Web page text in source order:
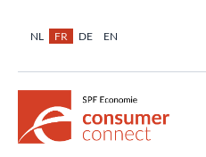
NL FR DE EN